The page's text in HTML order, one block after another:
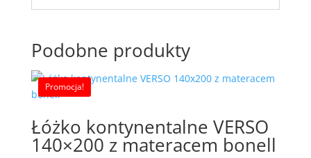
Podobne produkty
Promocja!
Łóżko kontynentalne VERSO
140×200 z materacem bonell